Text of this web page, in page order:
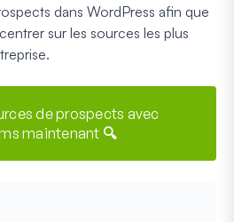
dans WordPress afin que
sur les sources les plus
de prospects avec
maintenant 🔍